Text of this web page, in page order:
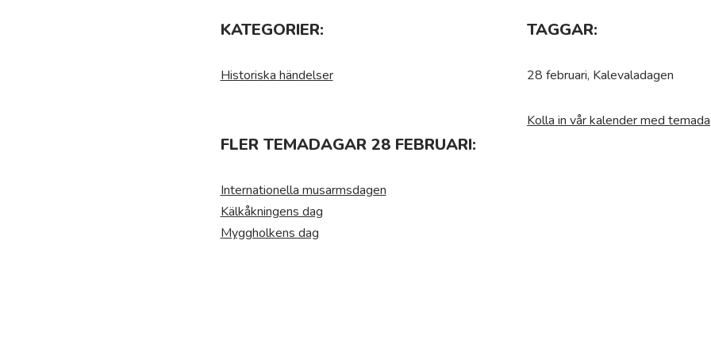
KATEGORIER:
Historiska händelser
TAGGAR:
28 februari, Kalevaladagen
FLER TEMADAGAR 28 FEBRUARI:
Internationella musarmsdagen
Kälkåkningens dag
Myggholkens dag
Kolla in vår kalender med